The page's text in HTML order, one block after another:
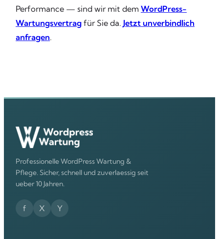
Performance — sind wir mit dem WordPress-
Wartungsvertrag für Sie da. Jetzt unverbindlich
anfragen.
Professionelle WordPress Wartung &
Pflege. Sicher, schnell und zuverlaessig seit
ueber 10 Jahren.
f X Y